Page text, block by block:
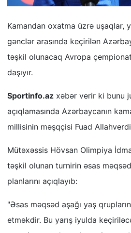
​Kamandan oxatma üzrə uşaqlar,
gənclər arasında keçirilən
təşkil olunacaq Avropa
daşıyır.
Sportinfo.az xəbər verir ki bunu
açıqlamasında Azərbaycanın
millisinin məşqçisi Fuad
​Mütəxəssis Hövsan Olimpiya
təşkil olunan turnirin əsas
planlarını açıqlayıb:
​"Əsas məqsəd aşağı yaş
etməkdir. Bu yarış iyulda